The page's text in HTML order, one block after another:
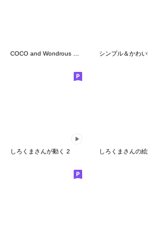
COCO and Wondrous Emoji 5
しろくまさんが動く 2